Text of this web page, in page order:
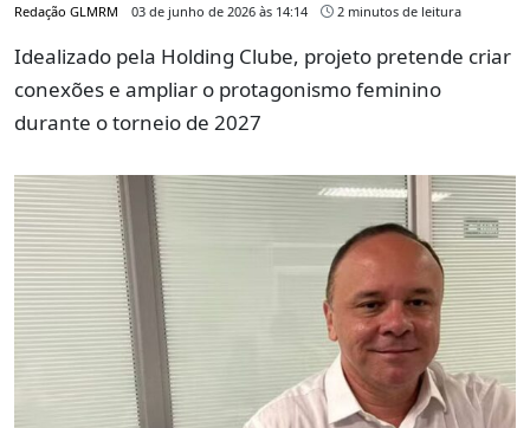
Redação GLMRM 03 de junho de 2026 às 14:14 2 minutos de leitura
Idealizado pela Holding Clube, projeto pretende criar
conexões e ampliar o protagonismo feminino
durante o torneio de 2027